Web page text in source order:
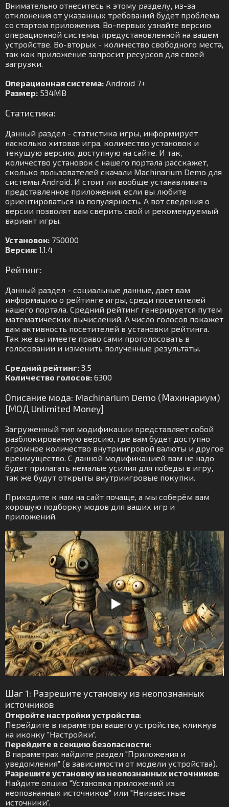
Внимательно отнеситесь к этому разделу, из-за
отклонения от указанных требований будет проблема
со стартом приложения. Во-первых узнайте версию
операционной системы, предустановленной на вашем
устройстве. Во-вторых - количество свободного места,
так как приложение запросит ресурсов для своей
загрузки.
Операционная система: Android 7+
Размер: 534MB
Статистика:
Данный раздел - статистика игры, информирует
насколько хитовая игра, количество установок и
текущую версию, доступную на сайте. И так,
количество установок с нашего портала расскажет,
сколько пользователей скачали Machinarium Demo для
системы Android. И стоит ли вообще устанавливать
представленное приложения, если вы любите
ориентироваться на популярность. А вот сведения о
версии позволят вам сверить свой и рекомендуемый
вариант игры.
Установок: 750000
Версия: 1.1.4
Рейтинг:
Данный раздел - социальные данные, дает вам
информацию о рейтинге игры, среди посетителей
нашего портала. Средний рейтинг генерируется путем
математических вычислений. А число голосов покажет
вам активность посетителей в установки рейтинга.
Так же вы имеете право сами проголосовать в
голосовании и изменить полученные результаты.
Средний рейтинг: 3.5
Количество голосов: 6300
Описание мода: Machinarium Demo (Махинариум)
[МОД Unlimited Money]
Загруженный тип модификации представляет собой
разблокированную версию, где вам будет доступно
огромное количество внутриигровой валюты и другое
преимущество. С данной модификацией вам не надо
будет прилагать немалые усилия для победы в игру,
так же будут открыты внутриигровые покупки.
Приходите к нам на сайт почаще, а мы соберём вам
хорошую подборку модов для ваших игр и
приложений.
Шаг 1: Разрешите установку из неопознанных
источников
Откройте настройки устройства:
Перейдите в параметры вашего устройства, кликнув
на иконку "Настройки".
Перейдите в секцию безопасности:
В параметрах найдите раздел "Приложения и
уведомления" (в зависимости от модели устройства).
Разрешите установку из неопознанных источников:
Найдите опцию "Установка приложений из
неопознанных источников" или "Неизвестные
источники".